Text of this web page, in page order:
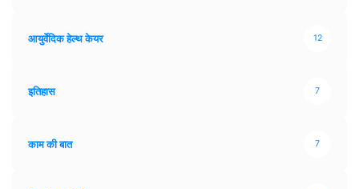
आयुर्वेदिक हेल्थ केयर 12
इतिहास 7
काम की बात 7